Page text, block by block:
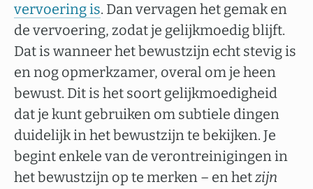
vervoering is. Dan vervagen het gemak en
de vervoering, zodat je gelijkmoedig blijft.
Dat is wanneer het bewustzijn echt stevig is
en nog opmerkzamer, overal om je heen
bewust. Dit is het soort gelijkmoedigheid
dat je kunt gebruiken om subtiele dingen
duidelijk in het bewustzijn te bekijken. Je
begint enkele van de verontreinigingen in
het bewustzijn op te merken – en hetzijn